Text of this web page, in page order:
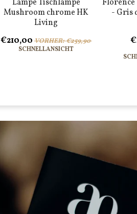
Lampe Tischlampe
Mushroom chrome HK
Living
€210,00 VORHER: €259,90
SCHNELLANSICHT
Florence
- Gris